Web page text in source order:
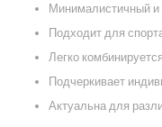
Минималистичный и
Подходит для
Легко
Подчеркивает
Актуальна для